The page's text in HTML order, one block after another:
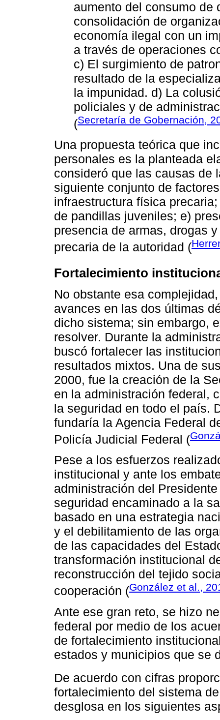
aumento del consumo de
consolidación de
economía ilegal con un
a través de operaciones
c) El surgimiento de
resultado de la
la impunidad. d) La
policiales y de
(Secretaría de Gobernación,
Una propuesta teórica que
personales es la planteada
consideró que las causas de
siguiente conjunto de
infraestructura física
de pandillas juveniles; e)
presencia de armas, drogas
precaria de la autoridad (
Fortalecimiento
No obstante esa
avances en las dos últimas
dicho sistema; sin embargo,
resolver. Durante la
buscó fortalecer las
resultados mixtos. Una de
2000, fue la creación de la
en la administración federal,
la seguridad en todo el país.
fundaría la Agencia Federal
Policía Judicial Federal (
Pese a los esfuerzos
institucional y ante los
administración del
seguridad encaminado a la
basado en una estrategia
y el debilitamiento de las
de las capacidades del
transformación institucional
reconstrucción del tejido
cooperación (González et al.,
Ante ese gran reto, se hizo
federal por medio de los
de fortalecimiento
estados y municipios que se
De acuerdo con cifras
fortalecimiento del sistema
desglosa en los siguientes